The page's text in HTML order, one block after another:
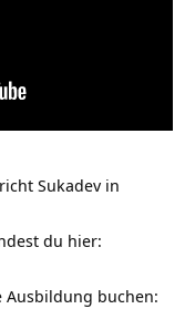
Sukadev in
du hier:
Ausbildung buchen: